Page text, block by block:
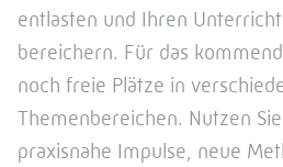
entlasten und Ihren
bereichern. Für das
noch freie Plätze in
Themenbereichen. Nutzen
praxisnahe Impulse, neue